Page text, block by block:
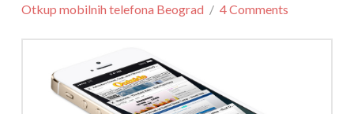
Otkup mobilnih telefona Beograd
4 Comments